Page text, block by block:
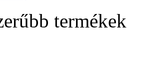
termékek